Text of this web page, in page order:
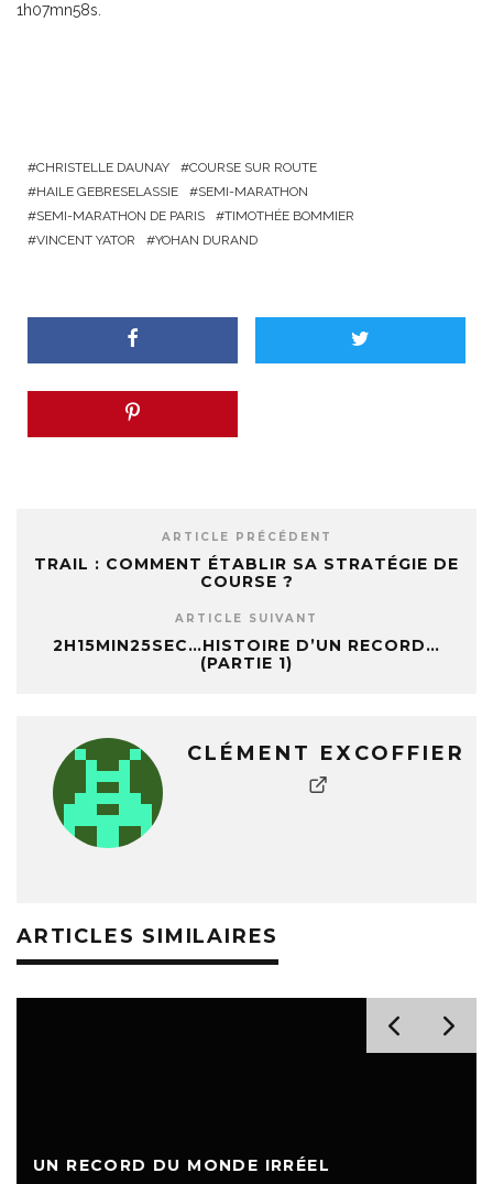
1h07mn58s.
CHRISTELLE DAUNAY
COURSE SUR ROUTE
HAILE GEBRESELASSIE
SEMI-MARATHON
SEMI-MARATHON DE PARIS
TIMOTHÉE BOMMIER
VINCENT YATOR
YOHAN DURAND
ARTICLE PRÉCÉDENT
TRAIL : COMMENT ÉTABLIR SA STRATÉGIE DE
COURSE ?
ARTICLE SUIVANT
2H15MIN25SEC…HISTOIRE D’UN RECORD…
(PARTIE 1)
CLÉMENT EXCOFFIER
ARTICLES SIMILAIRES
UN RECORD DU MONDE IRRÉEL